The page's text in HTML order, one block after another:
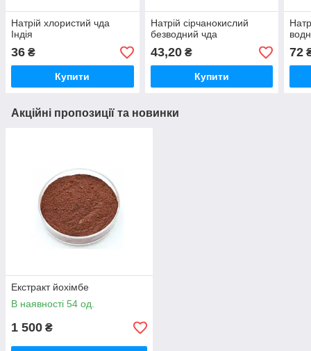
Натрій хлористий чда
Індія
36 ₴
Купити
Натрій сірчанокислий
безводний чда
43,20₴
Купити
72
Акційні пропозиції та новинки
Екстракт йохімбе
В наявності 54 од.
1 500 ₴